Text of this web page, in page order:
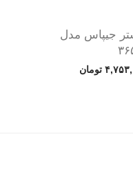
جیپاس مدل
تومان